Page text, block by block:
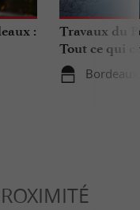
:
Travaux du
Tout ce qui
Bordeaux